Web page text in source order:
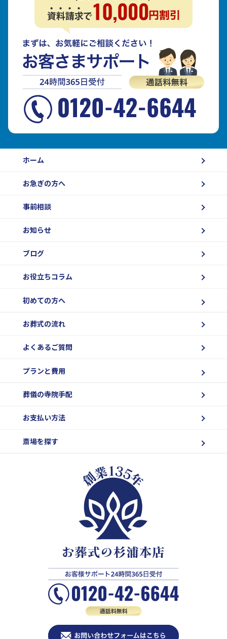
ホーム
お急ぎの方へ
事前相談
お知らせ
ブログ
お役立ちコラム
初めての方へ
お葬式の流れ
よくあるご質問
プランと費用
葬儀の寺院手配
お支払い方法
斎場を探す